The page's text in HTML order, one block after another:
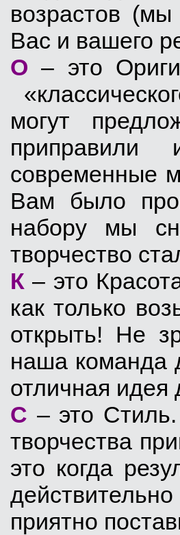
возрастов (мы
Вас и вашего
О – это
могут
современные
Вам было
набору мы
творчество
К – это
как только
открыть! Не
наша команда
отличная идея
С – это
творчества
это когда
приятно